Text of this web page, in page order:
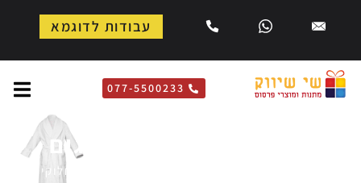
עבודות לדוגמא
077-5500233
מגבות וחלוקים ממותגים
מגבות וחלוקים